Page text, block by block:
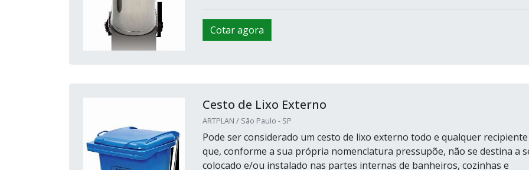
Cotar agora
Cesto de Lixo Externo
ARTPLAN / São Paulo - SP
Pode ser considerado um cesto de lixo externo todo e qualquer recipiente
que, conforme a sua própria nomenclatura pressupõe, não se destina a
colocado e/ou instalado nas partes internas de banheiros, cozinhas e